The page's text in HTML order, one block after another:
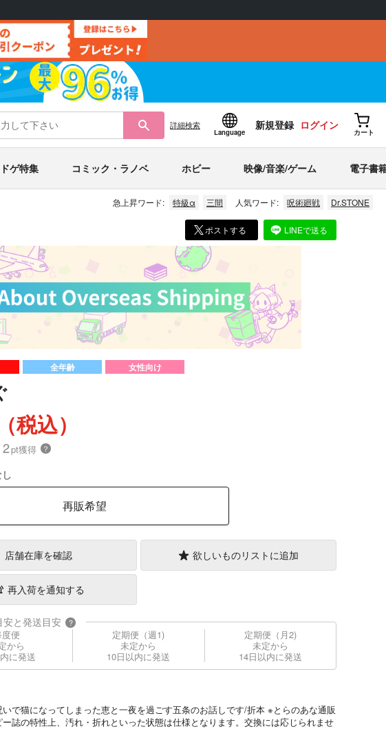
詳細検索
Language
新規登録 ログイン
カート
ゲ特集 コミック・ラノベ ホビー 映像/音楽/ゲーム 電子書
急上昇ワード: 特級α 三間 人気ワード: 呪術廻戦 Dr.STONE
ポストする LINEで送る
全年齢 女性向け
税込）
2pt獲得 ？
し
再販希望
店舗在庫を確認 欲しいものリストに追加
再入荷を通知する
安と発送目安 ?
便
から
に発送
定期便（週1)
未定から
10日以内に発送
定期便（月2)
未定から
14日以内に発送
で猫になってしまった恵と一夜を過ごす五条のお話しです/折本 ※とらのあな通販
誌の特性上、汚れ・折れといった状態は仕様となります。交換には応じられませ